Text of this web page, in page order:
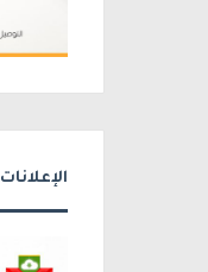
الإعلانات